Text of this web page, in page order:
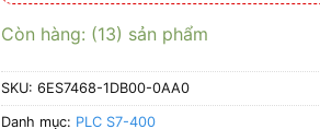
Còn hàng: (13) sản phẩm
SKU:6ES7468-1DB00-0AA0
Danh mục: PLC S7-400